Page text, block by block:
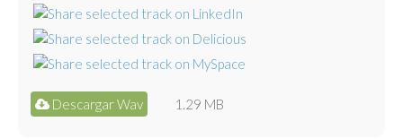
Descargar Wav 1.29 MB